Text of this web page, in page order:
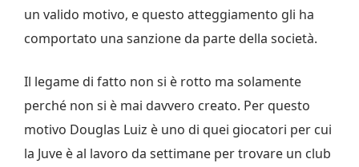
un valido motivo, e questo atteggiamento gli ha
comportato una sanzione da parte della società.
Il legame di fatto non si è rotto ma solamente
perché non si è mai davvero creato. Per questo
motivo Douglas Luiz è uno di quei giocatori per cui
la Juve è al lavoro da settimane per trovare un club